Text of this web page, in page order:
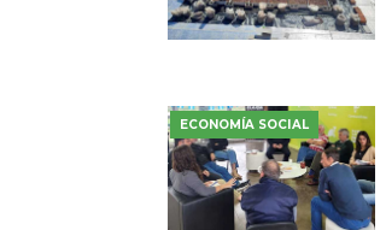
ECONOMÍA SOCIAL